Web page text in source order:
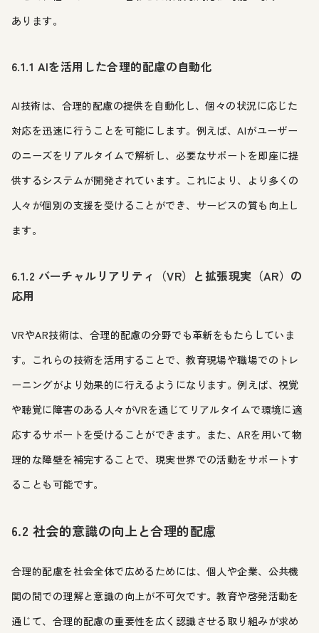
あります。
6.1.1 AIを活用した合理的配慮の自動化
AI技術は、合理的配慮の提供を自動化し、個々の状況に応じた
対応を迅速に行うことを可能にします。例えば、AIがユーザー
のニーズをリアルタイムで解析し、必要なサポートを即座に提
供するシステムが開発されています。これにより、より多くの
人々が個別の支援を受けることができ、サービスの質も向上し
ます。
6.1.2 バーチャルリアリティ（VR）と拡張現実（AR）の
応用
VRやAR技術は、合理的配慮の分野でも革新をもたらしていま
す。これらの技術を活用することで、教育現場や職場でのトレ
ーニングがより効果的に行えるようになります。例えば、視覚
や聴覚に障害のある人々がVRを通じてリアルタイムで環境に適
応するサポートを受けることができます。また、ARを用いて物
理的な障壁を補完することで、現実世界での活動をサポートす
ることも可能です。
6.2 社会的意識の向上と合理的配慮
合理的配慮を社会全体で広めるためには、個人や企業、公共機
関の間での理解と意識の向上が不可欠です。教育や啓発活動を
通じて、合理的配慮の重要性を広く認識させる取り組みが求め